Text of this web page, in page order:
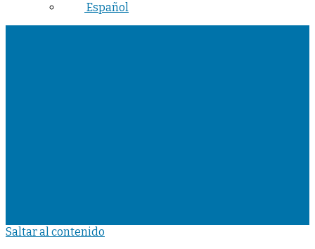
Español
Saltar al contenido